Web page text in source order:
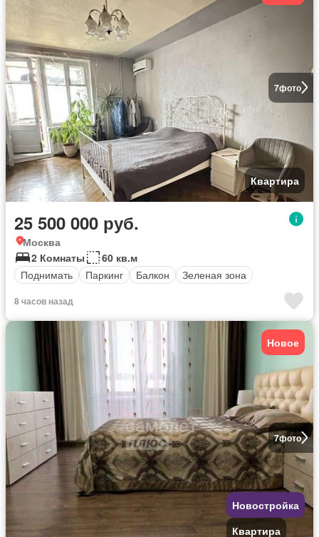
7фото
Квартира
25 500 000 руб.
Москва
2 Комнаты
60 кв.м
Поднимать
Паркинг Балкон Зеленая зона
8 часов назад
7фото
Новое
Новостройка
Квартира